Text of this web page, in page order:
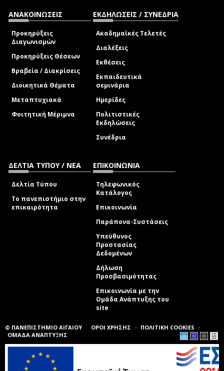
ΑΝΑΚΟΙΝΩΣΕΙΣ
Προκηρύξεις
Διαγωνισμών
Προκηρύξεις Θέσεων
Βραβεία / Διακρίσεις
Διοικητικά Θέματα
Μεταπτυχιακά
Φοιτητική Μέριμνα
ΕΚΔΗΛΩΣΕΙΣ / ΣΥΝΕΔΡΙΑ
Ακαδημαϊκές Τελετές
Διαλέξεις
Εκθέσεις
Εκπαιδευτικά
σεμινάρια
Ημερίδες
Πολιτιστικές
Εκδηλώσεις
Συνέδρια
ΔΕΛΤΙΑ ΤΥΠΟΥ / ΝΕΑ
Δελτία Τύπου
Το πανεπιστήμιο στην
επικαιρότητα
ΕΠΙΚΟΙΝΩΝΙΑ
Τηλεφωνικός
Κατάλογος
Επικοινωνία
Παράπονα-Συστάσεις
Υπεύθυνος
Προστασίας
Δεδομένων
Δήλωση
Προσβασιμότητας
Επικοινωνία με την
Ομάδα Ανάπτυξης του
site
© ΠΑΝΕΠΙΣΤΗΜΙΟ ΑΙΓΑΙΟΥ ΟΡΟΙ ΧΡΗΣΗΣ
ΠΟΛΙΤΙΚΗ COOKIES
ΟΜΑΔΑ ΑΝΑΠΤΥΞΗΣ